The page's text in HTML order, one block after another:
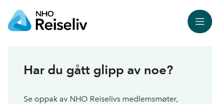
Meny
Har du gått glipp av noe?
Se oppak av NHO Reiselivs medlemsmøter,